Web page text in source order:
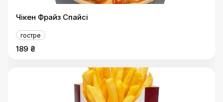
Чікен Фрайз Спайсі
гостре
189 ₴